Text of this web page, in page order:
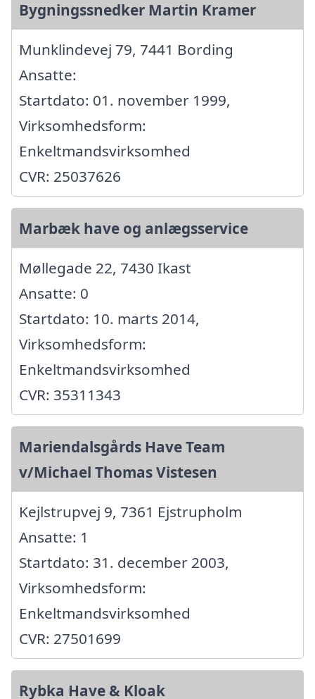
Bygningssnedker Martin Kramer
Munklindevej 79, 7441 Bording
Ansatte:
Startdato: 01. november 1999,
Virksomhedsform:
Enkeltmandsvirksomhed
CVR: 25037626
Marbæk have og anlægsservice
Møllegade 22, 7430 Ikast
Ansatte: 0
Startdato: 10. marts 2014,
Virksomhedsform:
Enkeltmandsvirksomhed
CVR: 35311343
Mariendalsgårds Have Team
v/Michael Thomas Vistesen
Kejlstrupvej 9, 7361 Ejstrupholm
Ansatte: 1
Startdato: 31. december 2003,
Virksomhedsform:
Enkeltmandsvirksomhed
CVR: 27501699
Rybka Have & Kloak